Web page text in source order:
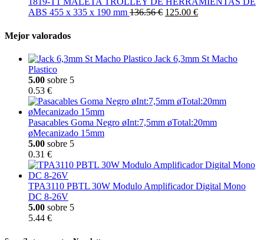
ABS 455 x 335 x 190 mm 136.56 € 125.00 €
Mejor valorados
Jack 6,3mm St Macho
Plastico
5.00 sobre 5
0.53 €
Pasacables Goma Negro øInt:7,5mm øTotal:20mm
øMecanizado 15mm
5.00 sobre 5
0.31 €
TPA3110 PBTL 30W Modulo Amplificador Digital Mono
DC 8-26V
5.00 sobre 5
5.44 €